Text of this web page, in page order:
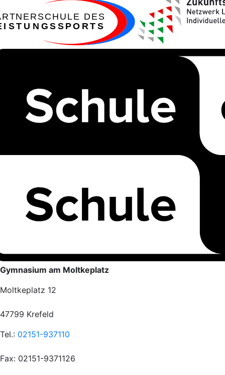
ARTNERSCHULE DES
EISTUNGSSPORTS
Gymnasium am Moltkeplatz
Moltkeplatz 12
47799 Krefeld
Tel.: 02151-937110
Fax: 02151-9371126